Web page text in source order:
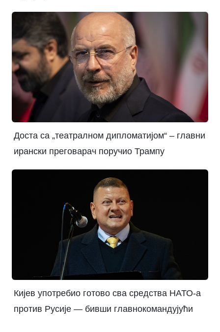
Доста са „театралном дипломатијом“ – главни
ирански преговарач поручио Трампу
Кијев употребио готово сва средства НАТО-а
против Русије — бивши главнокомандујући